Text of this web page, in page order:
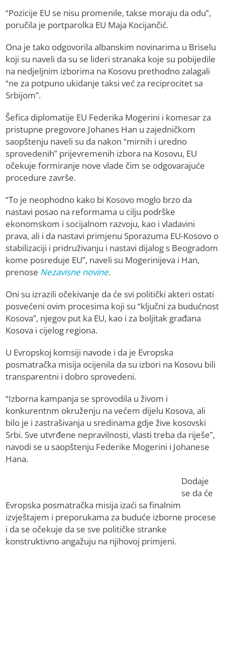
“Pozicije EU se nisu promenile, takse moraju da odu”,
poručila je portparolka EU Maja Kocijančić.
Ona je tako odgovorila albanskim novinarima u Briselu
koji su naveli da su se lideri stranaka koje su pobijedile
na nedjeljnim izborima na Kosovu prethodno zalagali
“ne za potpuno ukidanje taksi već za reciprocitet sa
Srbijom”.
Šefica diplomatije EU Federika Mogerini i komesar za
pristupne pregovore Johanes Han u zajedničkom
saopštenju naveli su da nakon “mirnih i uredno
sprovedenih” prijevremenih izbora na Kosovu, EU
očekuje formiranje nove vlade čim se odgovarajuće
procedure završe.
“To je neophodno kako bi Kosovo moglo brzo da
nastavi posao na reformama u cilju podrške
ekonomskom i socijalnom razvoju, kao i vladavini
prava, ali i da nastavi primjenu Sporazuma EU-Kosovo o
stabilizaciji i pridruživanju i nastavi dijalog s Beogradom
kome posreduje EU”, naveli su Mogerinijeva i Han,
prenose Nezavisne novine.
Oni su izrazili očekivanje da će svi politički akteri ostati
posvećeni ovim procesima koji su “ključni za budućnost
Kosova”, njegov put ka EU, kao i za boljitak građana
Kosova i cijelog regiona.
U Evropskoj komsiji navode i da je Evropska
posmatračka misija ocijenila da su izbori na Kosovu bili
transparentni i dobro sprovedeni.
“Izborna kampanja se sprovodila u živom i
konkurentnm okruženju na većem dijelu Kosova, ali
bilo je i zastrašivanja u sredinama gdje žive kosovski
Srbi. Sve utvrđene nepravilnosti, vlasti treba da riješe”,
navodi se u saopštenju Federike Mogerini i Johanese
Hana.
Dodaje
se da će
Evropska posmatračka misija izaći sa finalnim
izvještajem i preporukama za buduće izborne procese
i da se očekuje da se sve političke stranke
konstruktivno angažuju na njihovoj primjeni.